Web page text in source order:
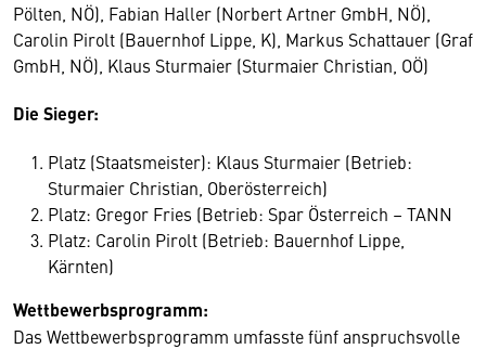
Pölten, NÖ), Fabian Haller (Norbert Artner GmbH, NÖ),
Carolin Pirolt (Bauernhof Lippe, K), Markus Schattauer (Graf
GmbH, NÖ), Klaus Sturmaier (Sturmaier Christian, OÖ)
Die Sieger:
Platz (Staatsmeister): Klaus Sturmaier (Betrieb:
Sturmaier Christian, Oberösterreich)
Platz: Gregor Fries (Betrieb: Spar Österreich – TANN
Platz: Carolin Pirolt (Betrieb: Bauernhof Lippe,
Kärnten)
Wettbewerbsprogramm:
Das Wettbewerbsprogramm umfasste fünf anspruchsvolle